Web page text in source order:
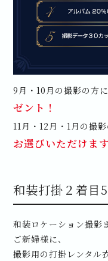
9月・10月の撮影の方
ゼント！
11月・12月・1月の撮
お選びいただけます
和装打掛２着目
和装ロケーション撮影
ご新婦様に、
撮影用の打掛レンタル